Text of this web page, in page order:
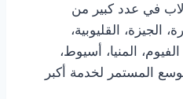
في عدد كبير من
القليوبية،
الفيوم، المنيا، أسيوط،
المستمر لخدمة أكبر